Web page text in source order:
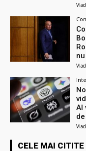
Vlad
Vlad
AI
Vlad
CELE MAI CITITE